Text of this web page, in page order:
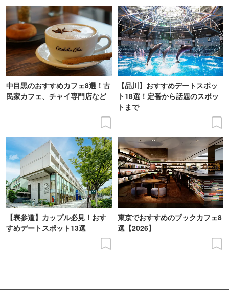
中目黒のおすすめカフェ8選！古
民家カフェ、チャイ専門店など
【品川】おすすめデートスポッ
ト18選！定番から話題のスポッ
トまで
【表参道】カップル必見！おす
すめデートスポット13選
東京でおすすめのブックカフェ8
選【2026】